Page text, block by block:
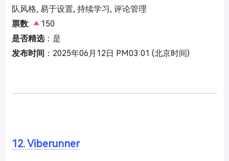
队风格, 易于设置, 持续学习, 评论管理
票数:
150
是否精选：是
发布时间 ：2025年06月12日 PM03:01 (北京时间)
12. Viberunner